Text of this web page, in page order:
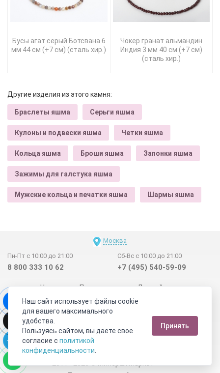
Бусы агат серый Ботсвана 6
мм 44 см (+7 см) (сталь хир.)
Чокер гранат альмандин
Индия 3 мм 40 см (+7 см)
(сталь хир.)
Другие изделия из этого камня:
Браслеты яшма Серьги яшма
Кулоны и подвески яшма Четки яшма
Кольца яшма Броши яшма Запонки яшма
Зажимы для галстука яшма
Мужские кольца и печатки яшма Шармы яшма
Москва
Пн-Пт с 10:00 до 21:00
8 800 333 10 62
Сб-Вс с 10:00 до 21:00
+7 (495) 540-59-09
Новинки Поставщикам
Личный счет
Договор-оферта
О нас
Наши магазины
Отзывы покупателей
Сертификаты
Статьи
Обратная связь
Видео о камнях СОУТ
Телеграм
Max
2011 - 2026©Минерал Маркет
Наш сайт использует файлы cookie
для вашего максимального
удобства.
Пользуясь сайтом, вы даете свое
согласие с политикой
конфиденциальности
Принять